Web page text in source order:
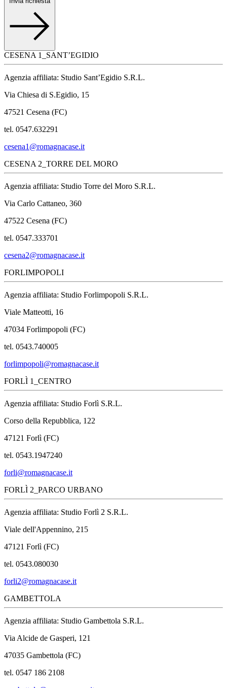
CESENA 1_SANT’EGIDIO
Agenzia affiliata: Studio Sant’Egidio S.R.L.
Via Chiesa di S.Egidio, 15
47521 Cesena (FC)
tel. 0547.632291
cesena1@romagnacase.it
CESENA 2_TORRE DEL MORO
Agenzia affiliata: Studio Torre del Moro S.R.L.
Via Carlo Cattaneo, 360
47522 Cesena (FC)
tel. 0547.333701
cesena2@romagnacase.it
FORLIMPOPOLI
Agenzia affiliata: Studio Forlimpopoli S.R.L.
Viale Matteotti, 16
47034 Forlimpopoli (FC)
tel. 0543.740005
forlimpopoli@romagnacase.it
FORLÌ 1_CENTRO
Agenzia affiliata: Studio Forlì S.R.L.
Corso della Repubblica, 122
47121 Forlì (FC)
tel. 0543.1947240
forli@romagnacase.it
FORLÌ 2_PARCO URBANO
Agenzia affiliata: Studio Forlì 2 S.R.L.
Viale dell'Appennino, 215
47121 Forlì (FC)
tel. 0543.080030
forli2@romagnacase.it
GAMBETTOLA
Agenzia affiliata: Studio Gambettola S.R.L.
Via Alcide de Gasperi, 121
47035 Gambettola (FC)
tel. 0547 186 2108